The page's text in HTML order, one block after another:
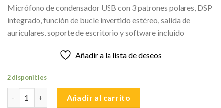
original
era:
S/950.00.
actual
es:
S/650.00.
Micrófono de condensador USB con 3 patrones polares, DSP
integrado, función de bucle invertido estéreo, salida de
auriculares, soporte de escritorio y software incluido
Añadir a la lista de deseos
2 disponibles
Añadir al carrito